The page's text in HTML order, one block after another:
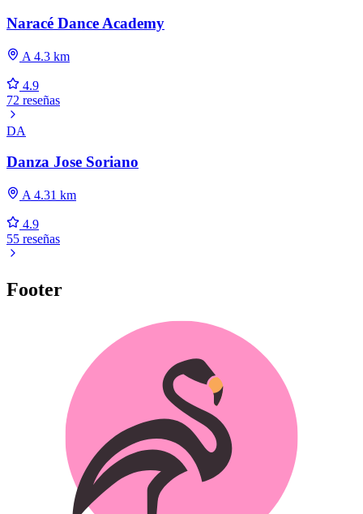
Naracé Dance Academy
A 4.3 km
4.9
72 reseñas
DA
Danza Jose Soriano
A 4.31 km
4.9
55 reseñas
Footer